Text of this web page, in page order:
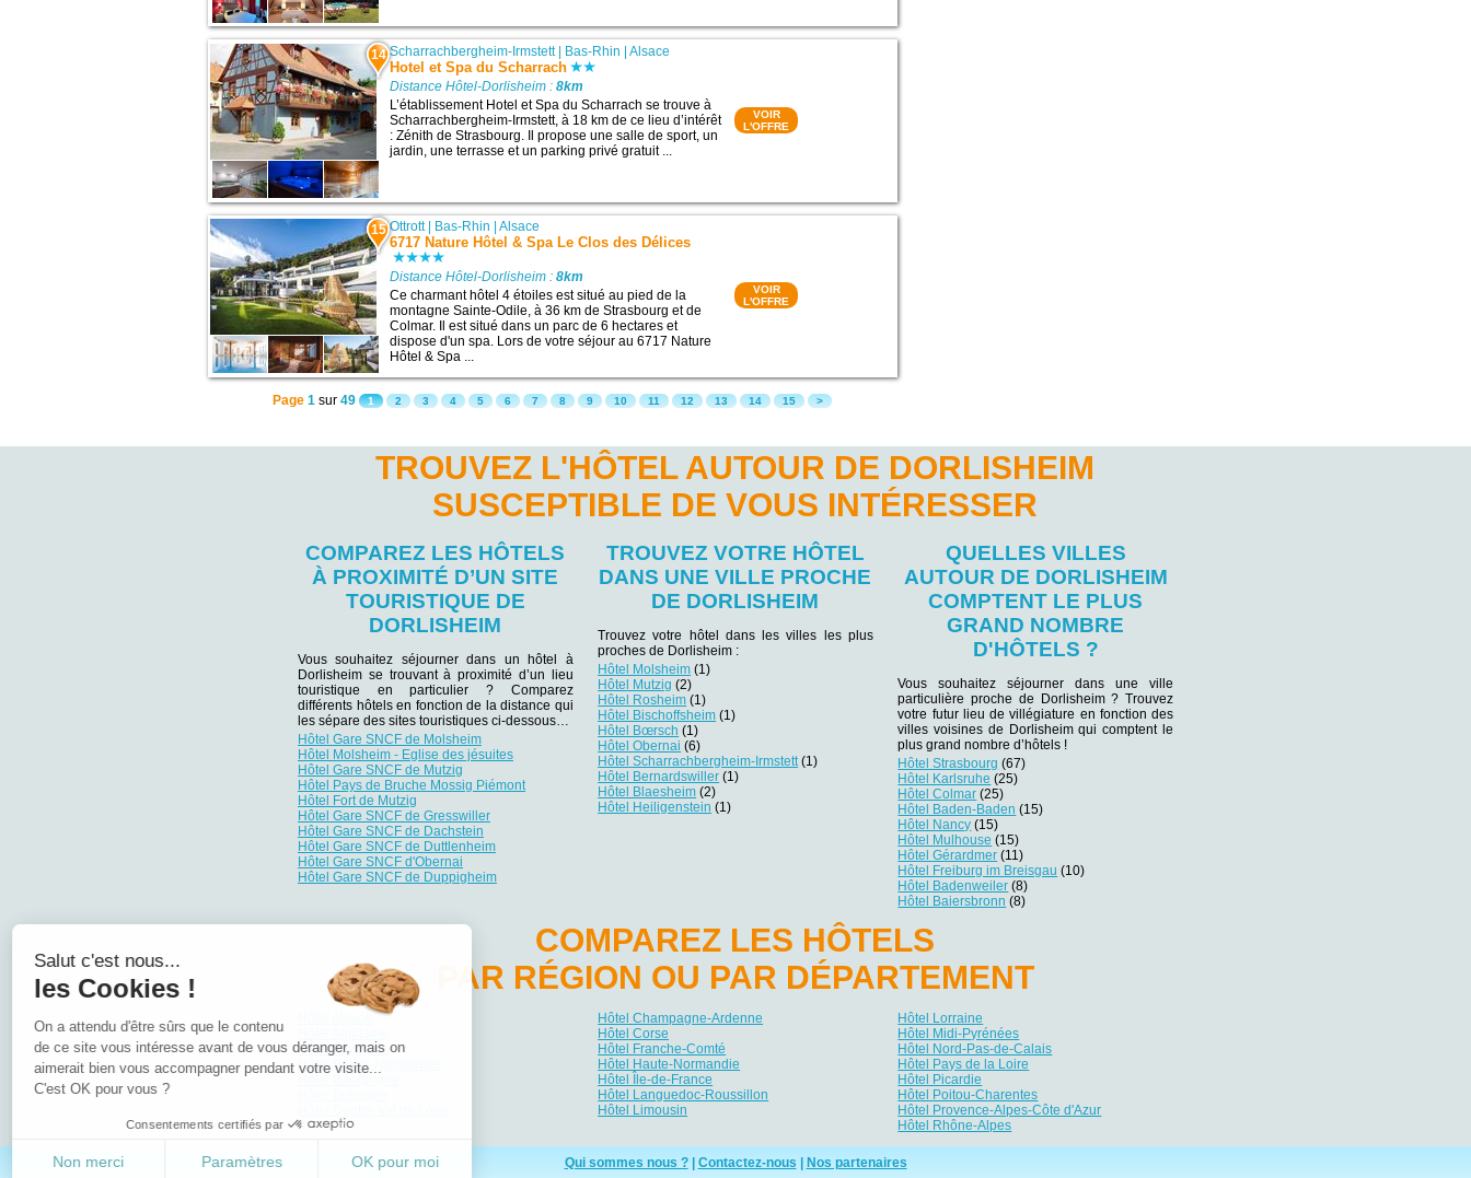
14 Scharrachbergheim-Irmstett| Bas-Rhin |Alsace
Hotel et Spa du Scharrach
Distance Hôtel-Dorlisheim :8km
L’établissement Hotel et Spa du Scharrach se trouve à
Scharrachbergheim-Irmstett, à 18 km de ce lieu d’intérêt
: Zénith de Strasbourg. Il propose une salle de sport, un
jardin, une terrasse et un parking privé gratuit ...
VOIR
L'OFFRE
15 Ottrott| Bas-Rhin |Alsace
6717 Nature Hôtel & Spa Le Clos des Délices
Distance Hôtel-Dorlisheim :8km
Ce charmant hôtel 4 étoiles est situé au pied de la
montagne Sainte-Odile, à 36 km de Strasbourg et de
Colmar. Il est situé dans un parc de 6 hectares et
dispose d'un spa. Lors de votre séjour au 6717 Nature
Hôtel & Spa ...
VOIR
L'OFFRE
Page 1 sur49 1 2 3 4 5 6 7 8 9 10 11 12 13 14 15 >
TROUVEZ L'HÔTEL AUTOUR DE DORLISHEIM
SUSCEPTIBLE DE VOUS INTÉRESSER
COMPAREZ LES HÔTELS
À PROXIMITÉ D’UN SITE
TOURISTIQUE DE
DORLISHEIM
Vous souhaitez séjourner dans un hôtel à
Dorlisheim se trouvant à proximité d’un lieu
touristique en particulier ? Comparez
différents hôtels en fonction de la distance qui
les sépare des sites touristiques ci-dessous…
Hôtel Gare SNCF de Molsheim
Hôtel Molsheim - Eglise des jésuites
Hôtel Gare SNCF de Mutzig
Hôtel Pays de Bruche Mossig Piémont
Hôtel Fort de Mutzig
Hôtel Gare SNCF de Gresswiller
Hôtel Gare SNCF de Dachstein
Hôtel Gare SNCF de Duttlenheim
Hôtel Gare SNCF d'Obernai
Hôtel Gare SNCF de Duppigheim
TROUVEZ VOTRE HÔTEL
DANS UNE VILLE PROCHE
DE DORLISHEIM
Trouvez votre hôtel dans les villes les plus
proches de Dorlisheim :
Hôtel Molsheim (1)
Hôtel Mutzig (2)
Hôtel Rosheim (1)
Hôtel Bischoffsheim (1)
Hôtel Bœrsch (1)
Hôtel Obernai (6)
Hôtel Scharrachbergheim-Irmstett (1)
Hôtel Bernardswiller (1)
Hôtel Blaesheim (2)
Hôtel Heiligenstein (1)
QUELLES VILLES
AUTOUR DE DORLISHEIM
COMPTENT LE PLUS
GRAND NOMBRE
D'HÔTELS ?
Vous souhaitez séjourner dans une ville
particulière proche de Dorlisheim ? Trouvez
votre futur lieu de villégiature en fonction des
villes voisines de Dorlisheim qui comptent le
plus grand nombre d’hôtels !
Hôtel Strasbourg (67)
Hôtel Karlsruhe (25)
Hôtel Colmar (25)
Hôtel Baden-Baden (15)
Hôtel Nancy (15)
Hôtel Mulhouse (15)
Hôtel Gérardmer (11)
Hôtel Freiburg im Breisgau (10)
Hôtel Badenweiler (8)
Hôtel Baiersbronn (8)
COMPAREZ LES HÔTELS
PAR RÉGION OU PAR DÉPARTEMENT
Hôtel Auvergne
Hôtel Basse-Normandie
Hôtel Champagne-Ardenne
Hôtel Corse
Hôtel Franche-Comté
Hôtel Haute-Normandie
Hôtel Île-de-France
Hôtel Languedoc-Roussillon
Hôtel Limousin
Hôtel Lorraine
Hôtel Midi-Pyrénées
Hôtel Nord-Pas-de-Calais
Hôtel Pays de la Loire
Hôtel Picardie
Hôtel Poitou-Charentes
Hôtel Provence-Alpes-Côte d'Azur
Hôtel Rhône-Alpes
Qui sommes nous ?| Contactez-nous | Nos partenaires
Salut c'est nous...
les Cookies !
On a attendu d'être sûrs que le contenu
de ce site vous intéresse avant de vous déranger, mais on
aimerait bien vous accompagner pendant votre visite...
C'est OK pour vous ?
Consentements certifiés par
Non merci Paramètres OK pour moi